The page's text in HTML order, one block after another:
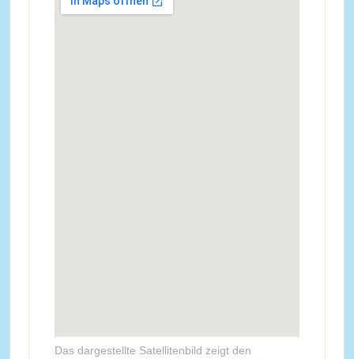
Das dargestellte Satellitenbild zeigt den